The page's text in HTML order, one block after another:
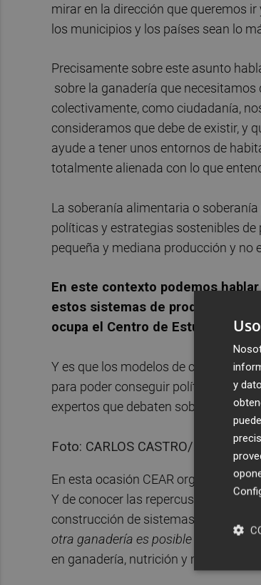
mirar en la dirección que queremos
los municipios y los países sean lo
Precisamente sobre este asunto
sobre la ganadería que
colectivamente, como ciudadanía,
consideramos que debe de existir, y
ayude a tener unos entornos de
totalmente alienada con lo que
La soberanía alimentaria o
políticas y estrategias sostenibles
pequeña y mediana producción y no
En este contexto podemos
estos sistemas de producción
ocupa e l Centro de Estudios
Y es que los modelos de consumo y
para poder conseguir políticas y
expertos que debaten sobre estos
Foto: CARLOS CASTRO/EP
En esta ocasión CEAR organizó
Y de conocer las repercusiones de la
construcción de sistemas
otra ganadería es posible y
en ganadería, nutrición y
y